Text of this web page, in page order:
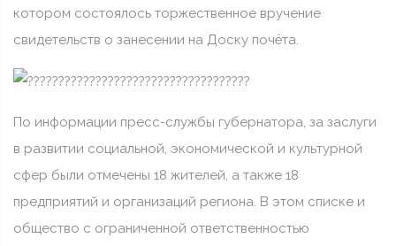
котором состоялось торжественное вручение
свидетельств о занесении на Доску почёта.
По информации пресс-службы губернатора, за заслуги
в развитии социальной, экономической и культурной
сфер были отмечены 18 жителей, а также 18
предприятий и организаций региона. В этом списке и
общество с ограниченной ответственностью